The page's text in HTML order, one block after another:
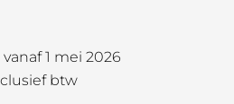
1 mei 2026
btw